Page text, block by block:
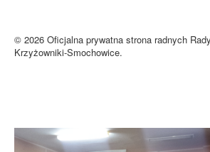
© 2026 Oficjalna prywatna strona radnych
Krzyżowniki-Smochowice.